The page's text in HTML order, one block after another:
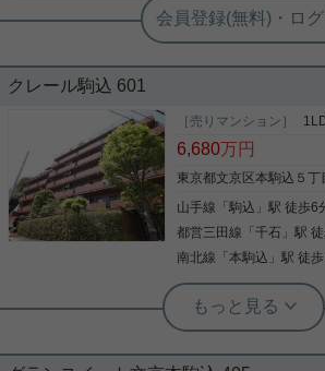
クレール駒込 601
［売りマンション］
6,680万円
東京都文京区本駒込５丁
山手線 「駒込 」駅 徒歩6
都営三田線 「千石 」駅
南北線 「本駒込 」駅 徒
実用春日ホーム 富坂サテライト 三木愛子
◆18㎡越えのルー